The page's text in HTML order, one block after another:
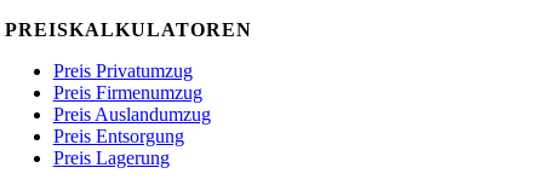
PREISKALKULATOREN
Preis Privatumzug
Preis Firmenumzug
Preis Auslandumzug
Preis Entsorgung
Preis Lagerung